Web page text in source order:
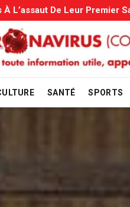
SANTÉ SPORTS
Entame La Vérification